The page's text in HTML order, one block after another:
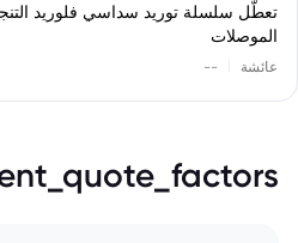
تعطّل سلسلة توريد سداسي فلوريد
الموصلات
عائشة --